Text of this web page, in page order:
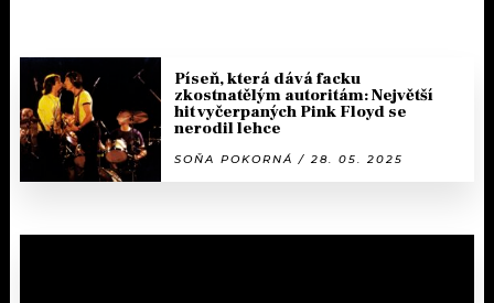
Píseň, která dává facku
zkostnatělým autoritám: Největší
hit vyčerpaných Pink Floyd se
nerodil lehce
SOŇA POKORNÁ / 28. 05. 2025